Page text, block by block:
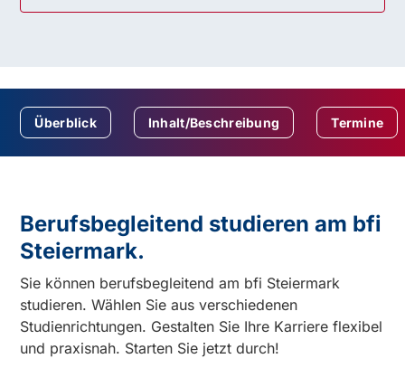
Überblick Inhalt/Beschreibung Termine
Berufsbegleitend studieren am bfi
Steiermark.
Sie können berufsbegleitend am bfi Steiermark
studieren. Wählen Sie aus verschiedenen
Studienrichtungen. Gestalten Sie Ihre Karriere flexibel
und praxisnah. Starten Sie jetzt durch!